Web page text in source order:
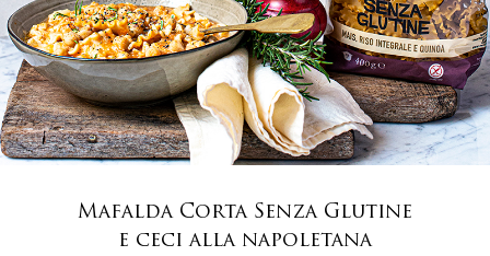
Mafalda Corta Senza Glutine
e ceci alla napoletana